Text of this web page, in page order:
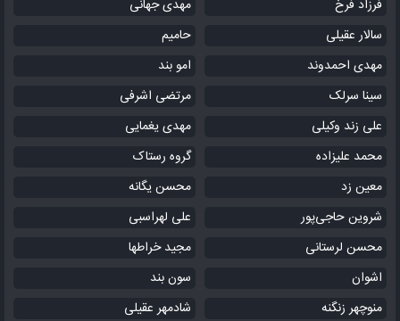
فرزاد فرخ
مهدی جهانی
سالار عقیلی
حامیم
مهدی احمدوند
امو بند
سینا سرلک
مرتضی اشرفی
علی زند وکیلی
مهدی یغمایی
محمد علیزاده
گروه رستاک
معین زد
محسن یگانه
شروین حاجی‌پور
علی لهراسبی
محسن لرستانی
مجید خراطها
اشوان
سون بند
منوچهر زنگنه
شادمهر عقیلی